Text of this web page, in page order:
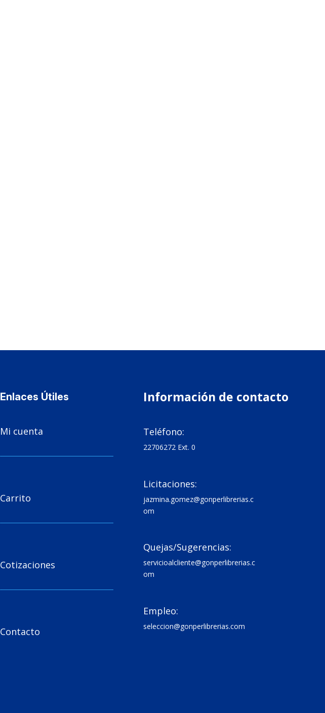
Enlaces Útiles
Mi cuenta
Carrito
Cotizaciones
Contacto
Información de contacto
Teléfono:
22706272 Ext. 0
Licitaciones:
jazmina.gomez@gonperlibrerias.c
om
Quejas/Sugerencias:
servicioalcliente@gonperlibrerias.c
om
Empleo:
seleccion@gonperlibrerias.com